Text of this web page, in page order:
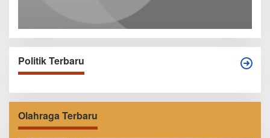
Politik Terbaru
Olahraga Terbaru